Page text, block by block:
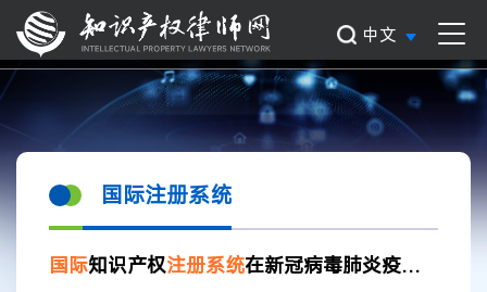
中文
国际注册系统
国际知识产权注册系统在新冠病毒肺炎疫情期间平稳运行